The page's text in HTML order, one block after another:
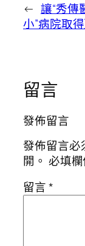
← 讓“秀傳
小”病院取
留言
發佈留言
發佈留言必
開。 必填
留言*